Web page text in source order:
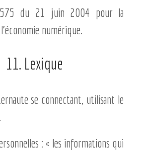
du 21 juin 2004 pour la
numérique.
11. Lexique
se connectant, utilisant le
: « les informations qui